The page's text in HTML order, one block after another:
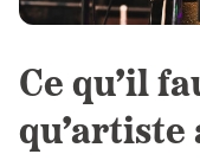
Ce qu’il
qu’artiste